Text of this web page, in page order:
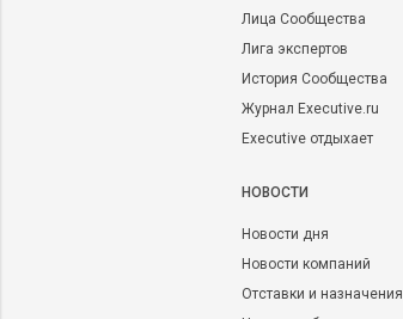
Лица Сообщества
Лига экспертов
История Сообщества
Журнал Executive.ru
Executive отдыхает
НОВОСТИ
Новости дня
Новости компаний
Отставки и назначения